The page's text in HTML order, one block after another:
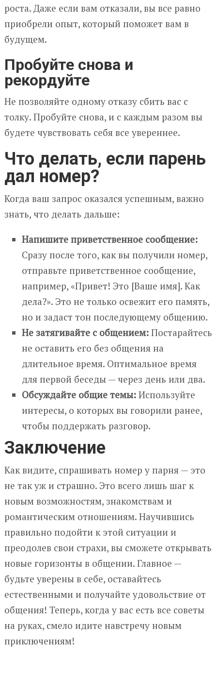
роста. Даже если вам отказали, вы все равно
приобрели опыт, который поможет вам в
будущем.
Пробуйте снова и
рекордуйте
Не позволяйте одному отказу сбить вас с
толку. Пробуйте снова, и с каждым разом вы
будете чувствовать себя все увереннее.
Что делать, если парень
дал номер?
Когда ваш запрос оказался успешным, важно
знать, что делать дальше:
Напишите приветственное сообщение:
Сразу после того, как вы получили номер,
отправьте приветственное сообщение,
например, «Привет! Это [Ваше имя]. Как
дела?». Это не только освежит его память,
но и задаст тон последующему общению.
Не затягивайте с общением: Постарайтесь
не оставить его без общения на
длительное время. Оптимальное время
для первой беседы — через день или два.
Обсуждайте общие темы: Используйте
интересы, о которых вы говорили ранее,
чтобы поддержать разговор.
Заключение
Как видите, спрашивать номер у парня — это
не так уж и страшно. Это всего лишь шаг к
новым возможностям, знакомствам и
романтическим отношениям. Научившись
правильно подойти к этой ситуации и
преодолев свои страхи, вы сможете открывать
новые горизонты в общении. Главное —
будьте уверены в себе, оставайтесь
естественными и получайте удовольствие от
общения! Теперь, когда у вас есть все советы
на руках, смело идите навстречу новым
приключениям!